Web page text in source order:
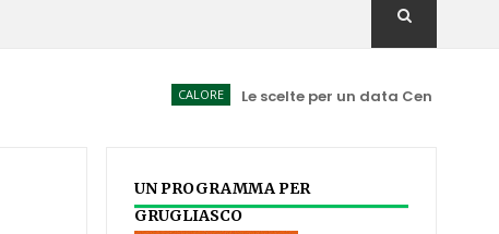
Le scelte per un data Center spiegate
UN PROGRAMMA PER
GRUGLIASCO